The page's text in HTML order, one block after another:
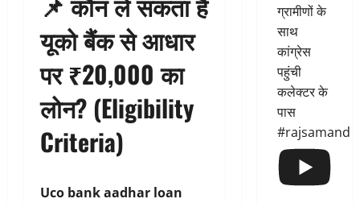
यूको बैंक से आधार
पर ₹20,000 का
लोन? (Eligibility
Criteria)
Uco bank aadhar loan
ग्रामीणों के
साथ
कांग्रेस
पहुंची
कलेक्टर के
पास
#rajsamand